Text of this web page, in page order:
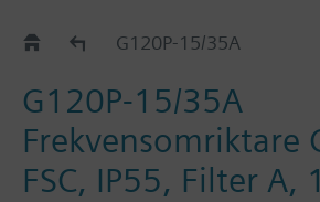
KatalogG120P-15/35A
G120P-15/35A
Frekvensomriktare
FSC, IP55, Filter A,